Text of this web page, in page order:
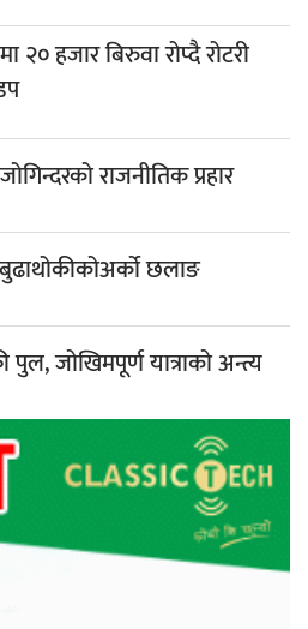
२० हजार बिरुवा रोप्दै रोटरी
जोगिन्दरको राजनीतिक प्रहार
बुढाथोकीकोअर्को छलाङ
पुल, जोखिमपूर्ण यात्राको अन्त्य